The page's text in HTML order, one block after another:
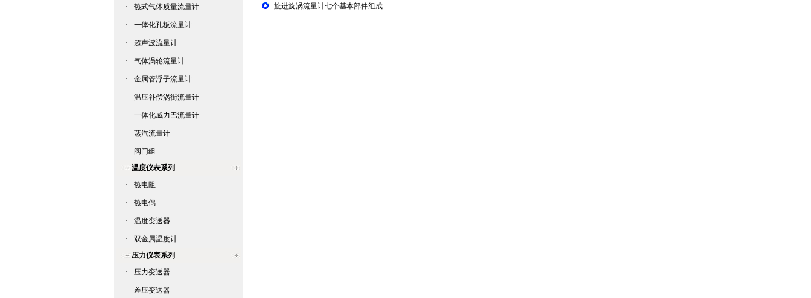
· 热式气体质量流量计
· 一体化孔板流量计
· 超声波流量计
· 气体涡轮流量计
· 金属管浮子流量计
· 温压补偿涡街流量计
· 一体化威力巴流量计
· 蒸汽流量计
·
阀门组
温度仪表系列
·
热电阻
· 热电偶
· 温度变送器
·
双金属温度计
压力仪表系列
·
压力变送器
· 差压变送器
旋进旋涡流量计七个基本部件组成